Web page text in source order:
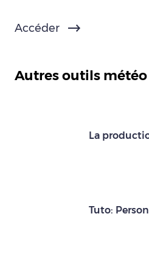
Accéder
Autres outils météo
La
Tuto: